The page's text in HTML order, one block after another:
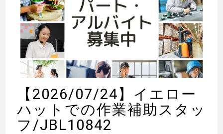
【2026/07/24】イエロー
ハットでの作業補助スタッ
フ/JBL10842